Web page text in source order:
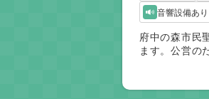
音響設備あり
府中の森市民
ます。公営の
す。